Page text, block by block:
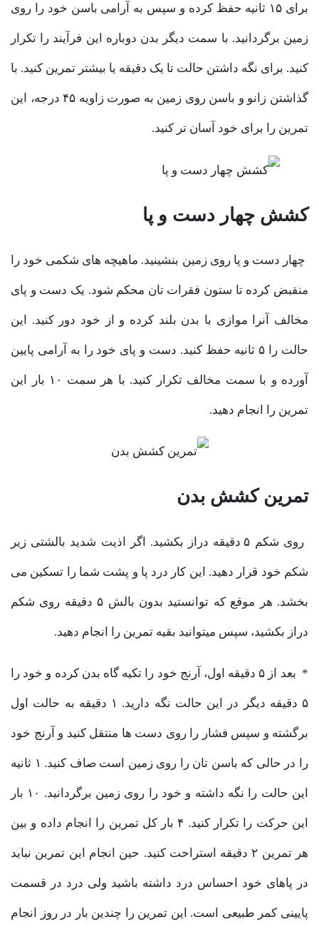
برای ۱۵ ثانیه حفظ کرده و سپس به آرامی باسن خود را روی
زمین برگردانید. با سمت دیگر بدن دوباره این فرآیند را تکرار
کنید. برای نگه داشتن حالت تا یک دقیقه یا بیشتر تمرین کنید. با
گذاشتن زانو و باسن روی زمین به صورت زاویه ۴۵ درجه، این
تمرین را برای خود آسان تر کنید.
کشش چهار دست و پا
چهار دست و پا روی زمین بنشینید. ماهیچه های شکمی خود را
منقبض کرده تا ستون فقرات تان محکم شود. یک دست و پای
مخالف آنرا موازی با بدن بلند کرده و از خود دور کنید. این
حالت را ۵ ثانیه حفظ کنید. دست و پای خود را به آرامی پایین
آورده و با سمت مخالف تکرار کنید. با هر سمت ۱۰ بار این
تمرین را انجام دهید.
تمرین کشش بدن
روی شکم ۵ دقیقه دراز بکشید. اگر اذیت شدید بالشتی زیر
شکم خود قرار دهید. این کار درد پا و پشت شما را تسکین می
بخشد. هر موقع که توانستید بدون بالش ۵ دقیقه روی شکم
دراز بکشید، سپس میتوانید بقیه تمرین را انجام دهید.
* بعد از ۵ دقیقه اول، آرنج خود را تکیه گاه بدن کرده و خود را
۵ دقیقه دیگر در این حالت نگه دارید. ۱ دقیقه به حالت اول
برگشته و سپس فشار را روی دست ها منتقل کنید و آرنج خود
را در حالی که باسن تان را روی زمین است صاف کنید. ۱ ثانیه
این حالت را نگه داشته و خود را روی زمین برگردانید. ۱۰ بار
این حرکت را تکرار کنید. ۴ بار کل تمرین را انجام داده و بین
هر تمرین ۲ دقیقه استراحت کنید. حین انجام این تمرین نباید
در پاهای خود احساس درد داشته باشید ولی درد در قسمت
پایینی کمر طبیعی است. این تمرین را چندین بار در روز انجام